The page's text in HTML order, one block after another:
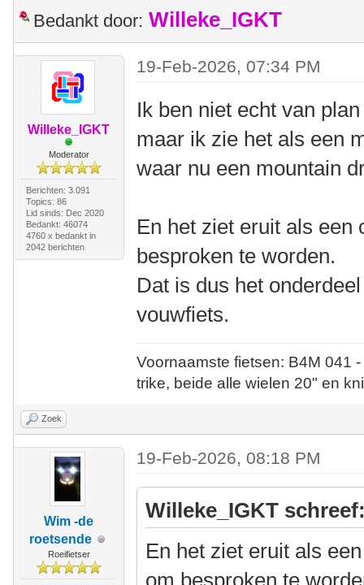
Bedankt door: Willeke_IGKT
Willeke_IGKT
Moderator
Berichten: 3.091
Topics: 86
Lid sinds: Dec 2020
Bedankt: 46074
4760 x bedankt in
2042 berichten
19-Feb-2026, 07:34 PM
Ik ben niet echt van
maar ik zie het als een
waar nu een mountain
En het ziet eruit als een
besproken te worden.
Dat is dus het
vouwfiets.
Voornaamste fietsen: B4M
trike, beide alle wielen 20" en
Zoek
Wim -de
roetsende
Roeifietser
19-Feb-2026, 08:18 PM
Willeke_IGKT
En het ziet eruit als
om besproken te